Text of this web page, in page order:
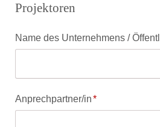
Projektoren
Pflichtfeld
Name des Unternehmens /
Pflichtfeld
Anprechpartner/in*